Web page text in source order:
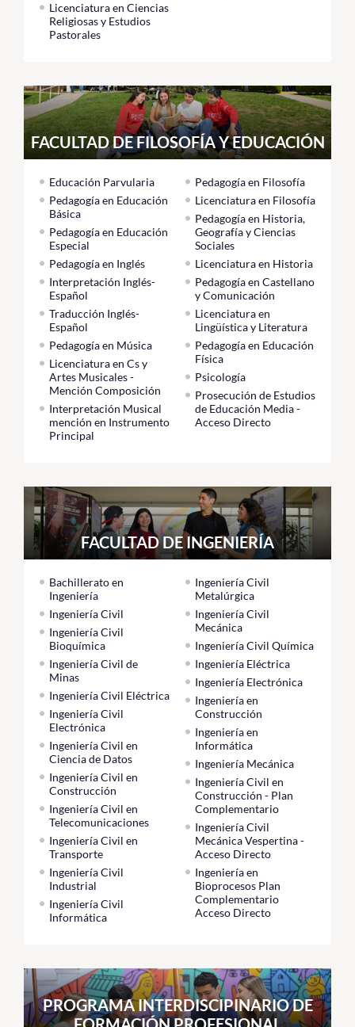
Licenciatura en Ciencias
Religiosas y Estudios
Pastorales
FACULTAD DE FILOSOFÍA Y EDUCACIÓN
Educación Parvularia
Pedagogía en Educación
Básica
Pedagogía en Educación
Especial
Pedagogía en Inglés
Interpretación Inglés-
Español
Traducción Inglés-
Español
Pedagogía en Música
Licenciatura en Cs y
Artes Musicales -
Mención Composición
Interpretación Musical
mención en Instrumento
Principal
Pedagogía en Filosofía
Licenciatura en Filosofía
Pedagogía en Historia,
Geografía y Ciencias
Sociales
Licenciatura en Historia
Pedagogía en Castellano
y Comunicación
Licenciatura en
Lingüística y Literatura
Pedagogía en Educación
Física
Psicología
Prosecución de Estudios
de Educación Media -
Acceso Directo
FACULTAD DE INGENIERÍA
Bachillerato en
Ingeniería
Ingeniería Civil
Ingeniería Civil
Bioquímica
Ingeniería Civil de
Minas
Ingeniería Civil Eléctrica
Ingeniería Civil
Electrónica
Ingeniería Civil en
Ciencia de Datos
Ingeniería Civil en
Construcción
Ingeniería Civil en
Telecomunicaciones
Ingeniería Civil en
Transporte
Ingeniería Civil
Industrial
Ingeniería Civil
Informática
Ingeniería Civil
Metalúrgica
Ingeniería Civil
Mecánica
Ingeniería Civil Química
Ingeniería Eléctrica
Ingeniería Electrónica
Ingeniería en
Construcción
Ingeniería en
Informática
Ingeniería Mecánica
Ingeniería Civil en
Construcción - Plan
Complementario
Ingeniería Civil
Mecánica Vespertina -
Acceso Directo
Ingeniería en
Bioprocesos Plan
Complementario
Acceso Directo
PROGRAMA INTERDISCIPINARIO DE